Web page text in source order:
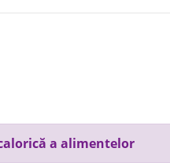
a alimentelor